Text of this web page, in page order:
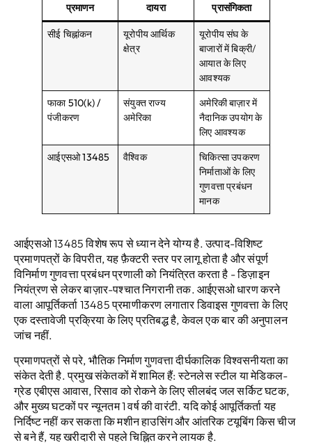
प्रमाणन दायरा प्रासंगिकता
सीई चिह्नांकन
यूरोपीय आर्थिक
क्षेत्र
यूरोपीय संघ के
बाजारों में बिक्री/
आयात के लिए
आवश्यक
फाका 510(k) /
पंजीकरण
संयुक्त राज्य
अमेरिका
अमेरिकी बाज़ार में
नैदानिक ​​उपयोग के
लिए आवश्यक
आईएसओ 13485
वैश्विक
चिकित्सा उपकरण
निर्माताओं के लिए
गुणवत्ता प्रबंधन
मानक
आईएसओ 13485 विशेष रूप से ध्यान देने योग्य है. उत्पाद-विशिष्ट
प्रमाणपत्रों के विपरीत, यह फ़ैक्टरी स्तर पर लागू होता है और संपूर्ण
विनिर्माण गुणवत्ता प्रबंधन प्रणाली को नियंत्रित करता है - डिज़ाइन
नियंत्रण से लेकर बाज़ार-पश्चात निगरानी तक. आईएसओ धारण करने
वाला आपूर्तिकर्ता 13485 प्रमाणीकरण लगातार डिवाइस गुणवत्ता के लिए
एक दस्तावेजी प्रक्रिया के लिए प्रतिबद्ध है, केवल एक बार की अनुपालन
जांच नहीं.
प्रमाणपत्रों से परे, भौतिक निर्माण गुणवत्ता दीर्घकालिक विश्वसनीयता का
संकेत देती है. प्रमुख संकेतकों में शामिल हैं: स्टेनलेस स्टील या मेडिकल-
ग्रेड एबीएस आवास, रिसाव को रोकने के लिए सीलबंद जल सर्किट घटक,
और मुख्य घटकों पर न्यूनतम 1 वर्ष की वारंटी. यदि कोई आपूर्तिकर्ता यह
निर्दिष्ट नहीं कर सकता कि मशीन हाउसिंग और आंतरिक टयूबिंग किस चीज
से बने हैं, यह खरीदारी से पहले चिह्नित करने लायक है.